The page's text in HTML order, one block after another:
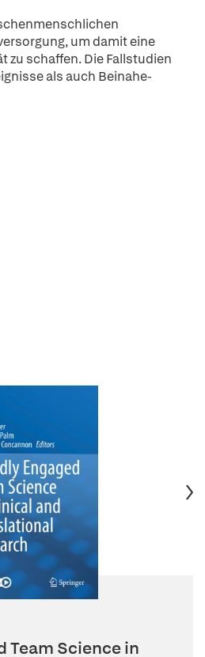
um damit eine
zu schaffen. Die Fallstudien
als auch Beinahe-
Team Science in